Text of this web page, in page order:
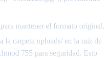
mantener el formato original.
la carpeta uploads/ en la raíz de
755 para seguridad. Esto